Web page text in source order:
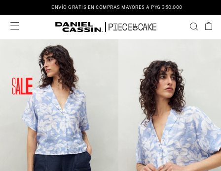
ENVÍO GRATIS EN COMPRAS MAYORES A PYG 350.000
